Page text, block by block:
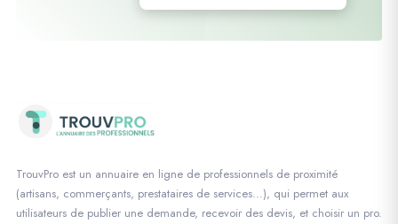
TrouvPro est un annuaire en ligne de professionnels de proximité
(artisans, commerçants, prestataires de services…), qui permet aux
utilisateurs de publier une demande, recevoir des devis, et choisir un pro.